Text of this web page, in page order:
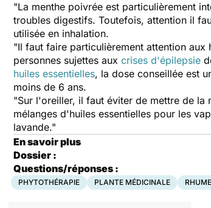
"La menthe poivrée est particulièrement
troubles digestifs. Toutefois, attention il
utilisée en inhalation.
"Il faut faire particulièrement attention aux
personnes sujettes aux crises d'épilepsie
huiles essentielles, la dose conseillée est
moins de 6 ans.
"Sur l'oreiller, il faut éviter de mettre de la
mélanges d'huiles essentielles pour les
lavande."
En savoir plus
Dossier :
Questions/réponses :
PHYTOTHÉRAPIE PLANTE MÉDICINALE RHUME